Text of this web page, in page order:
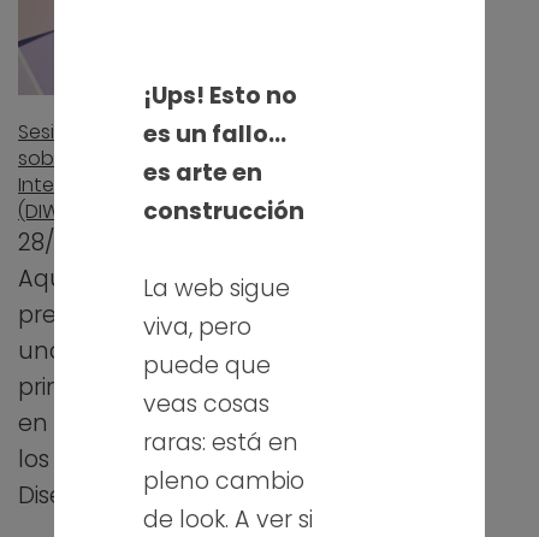
Sesión completa
sobre Diseño de
Interfaz de Usuario
(DIW)
28/09/2021
Aquí os traigo la
presentación de
una de las
primeras sesiones
en la que explico
los conceptos de
Diseño de…
¡Ups! Esto no
es un fallo…
es arte en
construcción
La web sigue
viva, pero
puede que
veas cosas
raras: está en
pleno cambio
de look. A ver si